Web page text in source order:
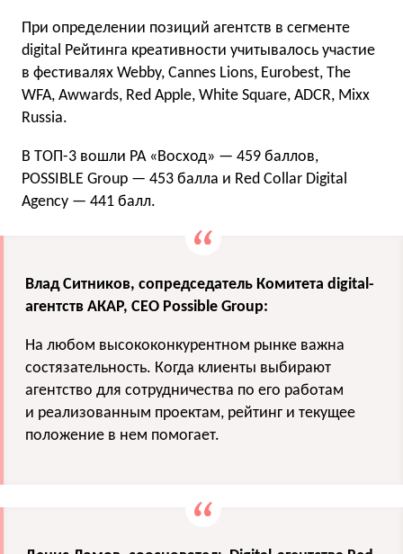
При определении позиций агентств в сегменте
digital Рейтинга креативности учитывалось участие
в фестивалях Webby, Cannes Lions, Eurobest, The
WFA, Awwards, Red Apple, White Square, ADCR, Mixx
Russia.
В ТОП-3 вошли РА «Восход» — 459 баллов,
POSSIBLE Group — 453 балла и Red Collar Digital
Agency — 441 балл.
Влад Ситников, сопредседатель Комитета digital-
агентств АКАР, СЕО Possible Group:
На любом высококонкурентном рынке важна
состязательность. Когда клиенты выбирают
агентство для сотрудничества по его работам
и реализованным проектам, рейтинг и текущее
положение в нем помогает.